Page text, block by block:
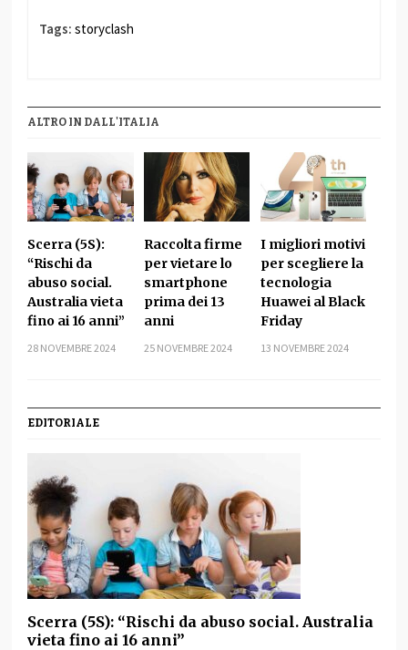
Tags: storyclash
ALTRO IN DALL'ITALIA
Scerra (5S):
“Rischi da
abuso social.
Australia vieta
fino ai 16 anni”
28 NOVEMBRE 2024
Raccolta firme
per vietare lo
smartphone
prima dei 13
anni
25 NOVEMBRE 2024
I migliori motivi
per scegliere la
tecnologia
Huawei al Black
Friday
13 NOVEMBRE 2024
EDITORIALE
Scerra (5S): “Rischi da abuso social. Australia
vieta fino ai 16 anni”